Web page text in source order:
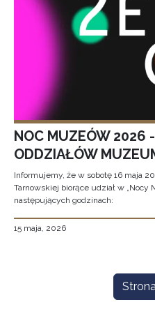
NOC MUZEÓW 2026
ODDZIAŁÓW
Informujemy, że w sobotę 16 maja
Tarnowskiej biorące udział w
następujących godzinach:
15 maja, 2026